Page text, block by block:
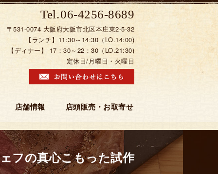
06-4256-8689
〒531-0074 大阪府大阪市北区本庄東2-5-32
【ランチ】11:30～14:30（LO.14:00)
【ディナー】 17：30～22：30（LO.21:30)
定休日/月曜日・火曜日
店舗情報 店頭販売・お取寄せ
フの真心こもった試作